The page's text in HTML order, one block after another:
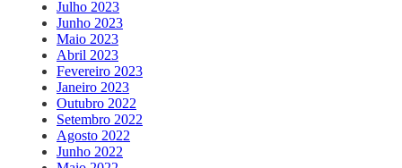
Julho 2023
Junho 2023
Maio 2023
Abril 2023
Fevereiro 2023
Janeiro 2023
Outubro 2022
Setembro 2022
Agosto 2022
Junho 2022